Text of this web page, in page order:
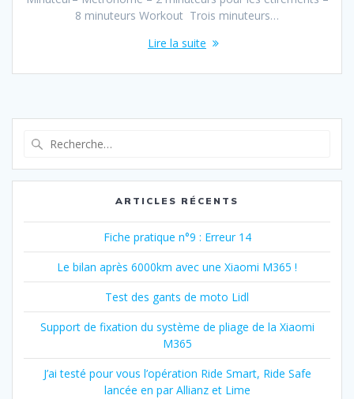
8 minuteurs Workout Trois minuteurs…
Lire la suite
:
ARTICLES RÉCENTS
Fiche pratique n°9 : Erreur 14
Le bilan après 6000km avec une Xiaomi M365 !
Test des gants de moto Lidl
Support de fixation du système de pliage de la Xiaomi
M365
J’ai testé pour vous l’opération Ride Smart, Ride Safe
lancée en par Allianz et Lime